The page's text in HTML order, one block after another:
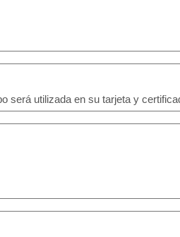
será utilizada en su tarjeta y